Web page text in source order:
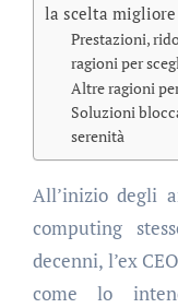
la scelta migliore
Prestazioni,
ragioni per
Altre ragioni
Soluzioni
serenità
All’inizio degli anni 2000, nonostante il network
computing
decenni, l’ex
come lo